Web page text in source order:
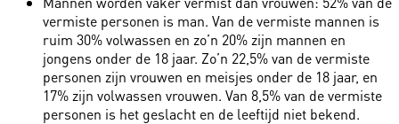
vermiste personen is man. Van de vermiste mannen is
ruim 30% volwassen en zo’n 20% zijn mannen en
jongens onder de 18 jaar. Zo’n 22,5% van de vermiste
personen zijn vrouwen en meisjes onder de 18 jaar, en
17% zijn volwassen vrouwen. Van 8,5% van de vermiste
personen is het geslacht en de leeftijd niet bekend.